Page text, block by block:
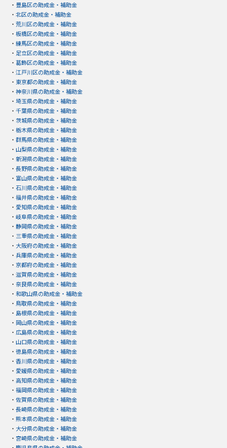
・ 豊島区の助成金・補助金
・ 北区の助成金・補助金
・ 荒川区の助成金・補助金
・ 板橋区の助成金・補助金
・ 練馬区の助成金・補助金
・ 足立区の助成金・補助金
・ 葛飾区の助成金・補助金
・ 江戸川区の助成金・補助金
・ 東京都の助成金・補助金
・ 神奈川県の助成金・補助金
・ 埼玉県の助成金・補助金
・ 千葉県の助成金・補助金
・ 茨城県の助成金・補助金
・ 栃木県の助成金・補助金
・ 群馬県の助成金・補助金
・ 山梨県の助成金・補助金
・ 新潟県の助成金・補助金
・ 長野県の助成金・補助金
・ 富山県の助成金・補助金
・ 石川県の助成金・補助金
・ 福井県の助成金・補助金
・ 愛知県の助成金・補助金
・ 岐阜県の助成金・補助金
・ 静岡県の助成金・補助金
・ 三重県の助成金・補助金
・ 大阪府の助成金・補助金
・ 兵庫県の助成金・補助金
・ 京都府の助成金・補助金
・ 滋賀県の助成金・補助金
・ 奈良県の助成金・補助金
・ 和歌山県の助成金・補助金
・ 鳥取県の助成金・補助金
・ 島根県の助成金・補助金
・ 岡山県の助成金・補助金
・ 広島県の助成金・補助金
・ 山口県の助成金・補助金
・ 徳島県の助成金・補助金
・ 香川県の助成金・補助金
・ 愛媛県の助成金・補助金
・ 高知県の助成金・補助金
・ 福岡県の助成金・補助金
・ 佐賀県の助成金・補助金
・ 長崎県の助成金・補助金
・ 熊本県の助成金・補助金
・ 大分県の助成金・補助金
・ 宮崎県の助成金・補助金